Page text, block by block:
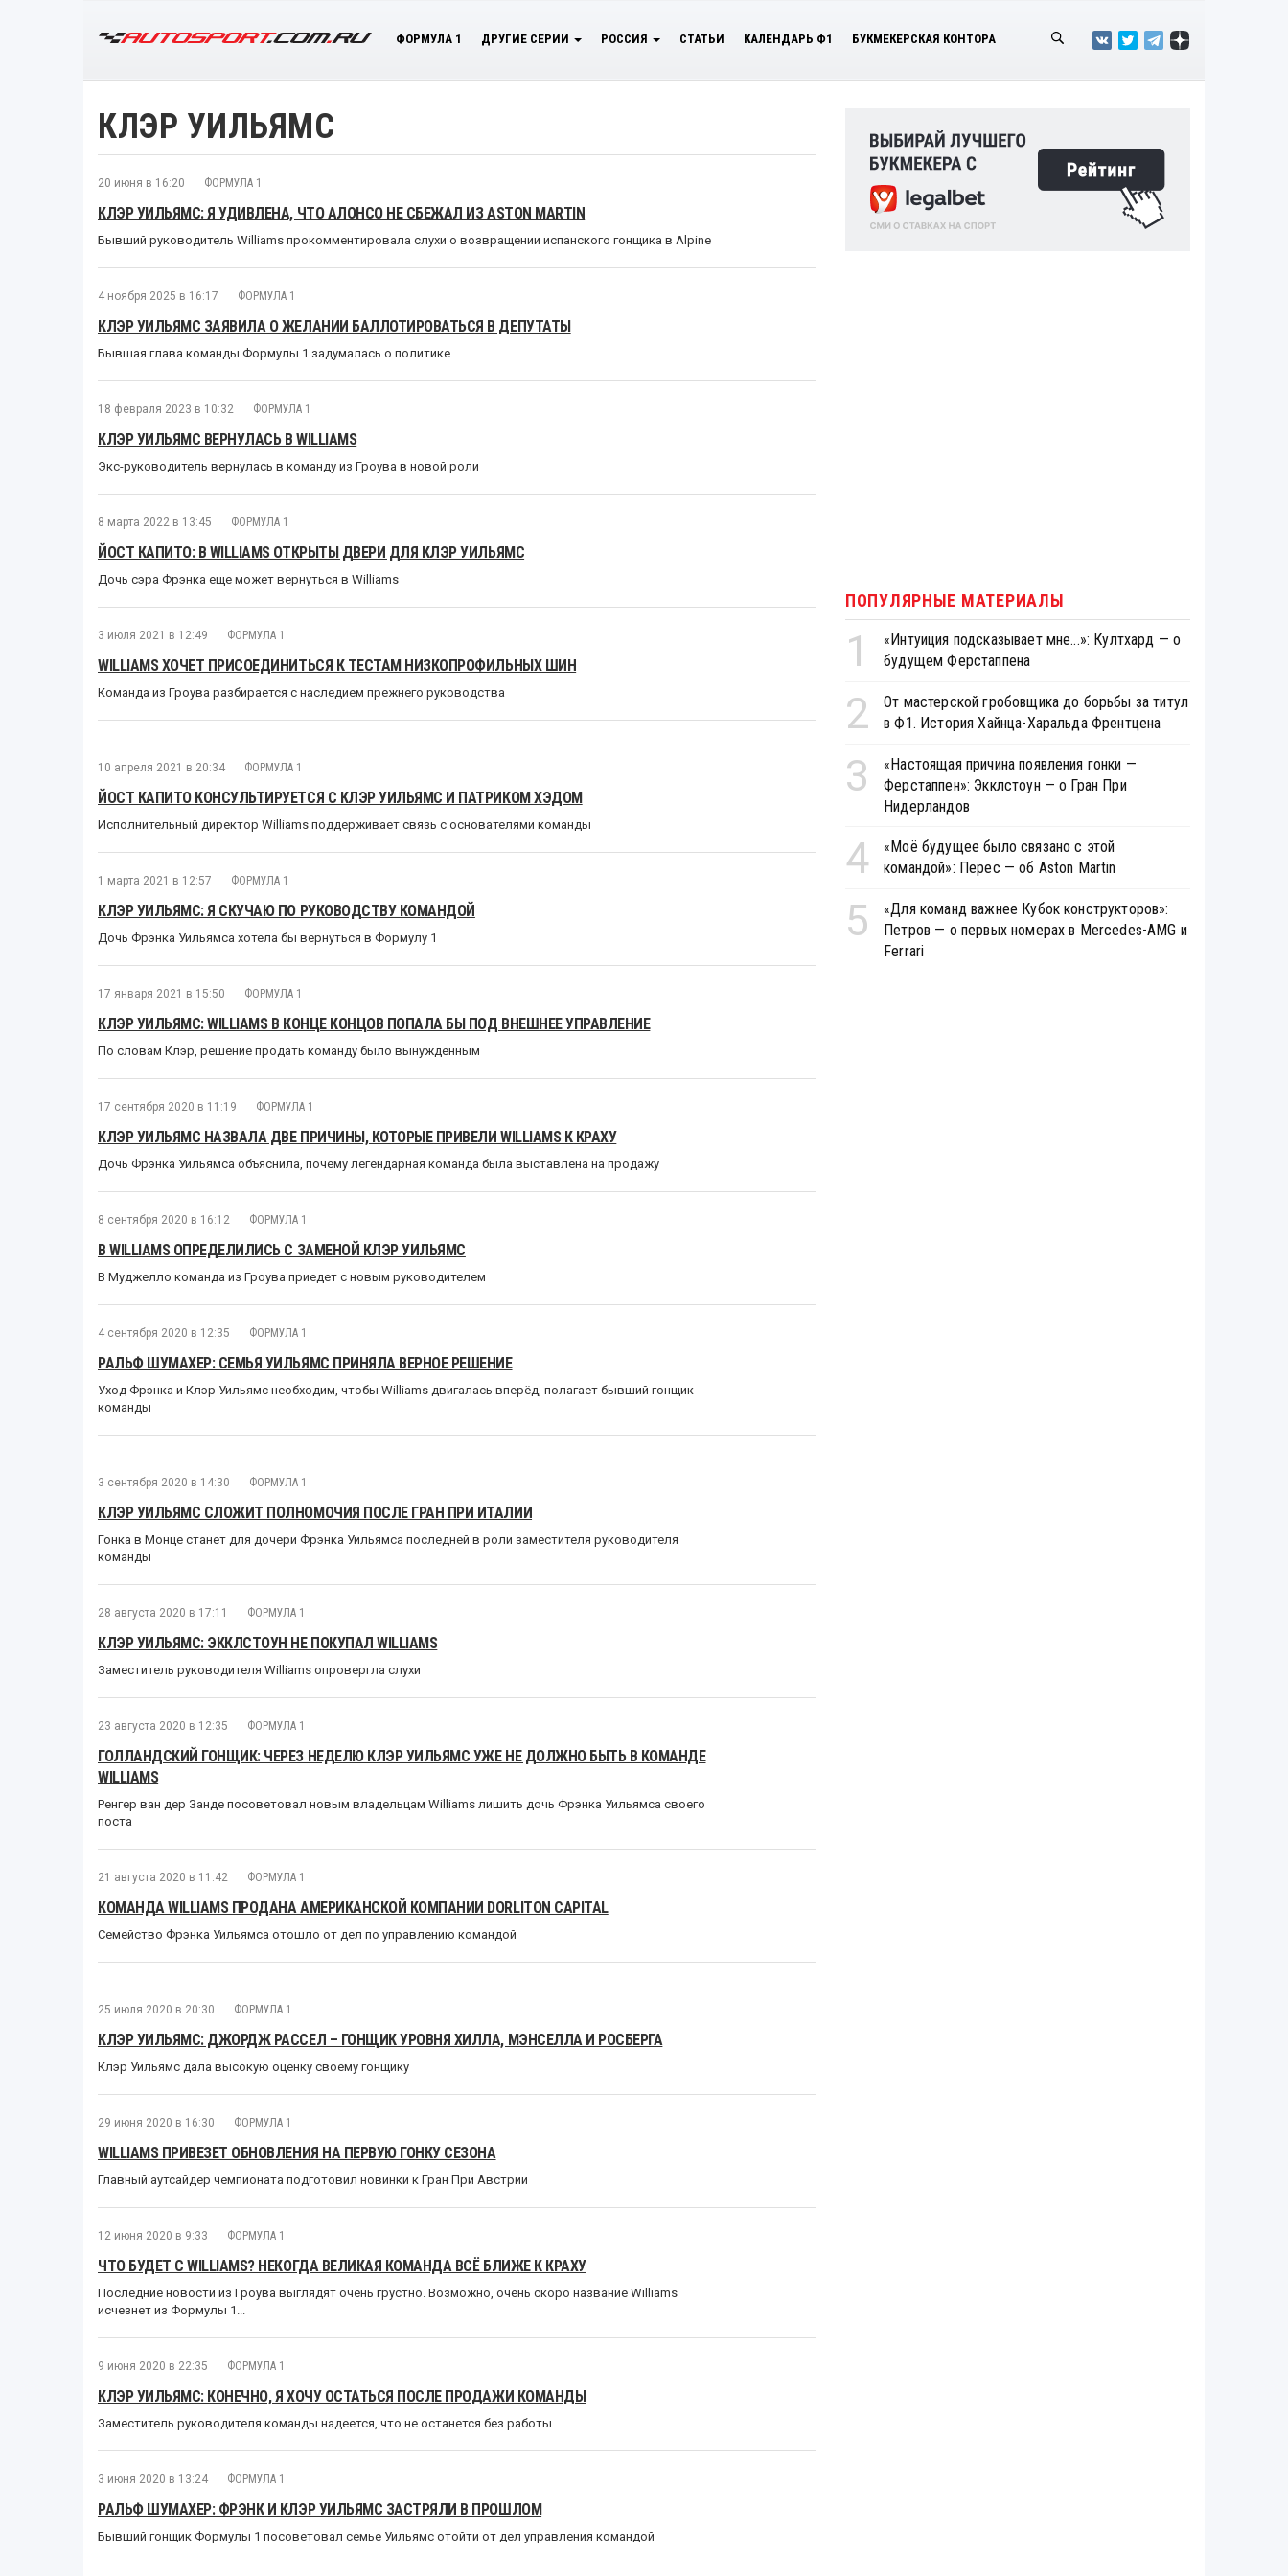
ФОРМУЛА 1 ДРУГИЕ СЕРИИ РОССИЯ СТАТЬИ КАЛЕНДАРЬ Ф1 БУКМЕКЕРСКАЯ КОНТОРА
КЛЭР УИЛЬЯМС
20 июня в 16:20 ФОРМУЛА 1
КЛЭР УИЛЬЯМС: Я УДИВЛЕНА, ЧТО АЛОНСО НЕ СБЕЖАЛ ИЗ ASTON MARTIN
Бывший руководитель Williams прокомментировала слухи о возвращении испанского гонщика в Alpine
4 ноября 2025 в 16:17 ФОРМУЛА 1
КЛЭР УИЛЬЯМС ЗАЯВИЛА О ЖЕЛАНИИ БАЛЛОТИРОВАТЬСЯ В ДЕПУТАТЫ
Бывшая глава команды Формулы 1 задумалась о политике
18 февраля 2023 в 10:32 ФОРМУЛА 1
КЛЭР УИЛЬЯМС ВЕРНУЛАСЬ В WILLIAMS
Экс-руководитель вернулась в команду из Гроува в новой роли
8 марта 2022 в 13:45 ФОРМУЛА 1
ЙОСТ КАПИТО: В WILLIAMS ОТКРЫТЫ ДВЕРИ ДЛЯ КЛЭР УИЛЬЯМС
Дочь сэра Фрэнка еще может вернуться в Williams
3 июля 2021 в 12:49 ФОРМУЛА 1
WILLIAMS ХОЧЕТ ПРИСОЕДИНИТЬСЯ К ТЕСТАМ НИЗКОПРОФИЛЬНЫХ ШИН
Команда из Гроува разбирается с наследием прежнего руководства
10 апреля 2021 в 20:34 ФОРМУЛА 1
ЙОСТ КАПИТО КОНСУЛЬТИРУЕТСЯ С КЛЭР УИЛЬЯМС И ПАТРИКОМ ХЭДОМ
Исполнительный директор Williams поддерживает связь с основателями команды
1 марта 2021 в 12:57 ФОРМУЛА 1
КЛЭР УИЛЬЯМС: Я СКУЧАЮ ПО РУКОВОДСТВУ КОМАНДОЙ
Дочь Фрэнка Уильямса хотела бы вернуться в Формулу 1
17 января 2021 в 15:50 ФОРМУЛА 1
КЛЭР УИЛЬЯМС: WILLIAMS В КОНЦЕ КОНЦОВ ПОПАЛА БЫ ПОД ВНЕШНЕЕ УПРАВЛЕНИЕ
По словам Клэр, решение продать команду было вынужденным
17 сентября 2020 в 11:19 ФОРМУЛА 1
КЛЭР УИЛЬЯМС НАЗВАЛА ДВЕ ПРИЧИНЫ, КОТОРЫЕ ПРИВЕЛИ WILLIAMS К КРАХУ
Дочь Фрэнка Уильямса объяснила, почему легендарная команда была выставлена на продажу
8 сентября 2020 в 16:12 ФОРМУЛА 1
В WILLIAMS ОПРЕДЕЛИЛИСЬ С ЗАМЕНОЙ КЛЭР УИЛЬЯМС
В Муджелло команда из Гроува приедет с новым руководителем
4 сентября 2020 в 12:35 ФОРМУЛА 1
РАЛЬФ ШУМАХЕР: СЕМЬЯ УИЛЬЯМС ПРИНЯЛА ВЕРНОЕ РЕШЕНИЕ
Уход Фрэнка и Клэр Уильямс необходим, чтобы Williams двигалась вперёд, полагает бывший гонщик
команды
3 сентября 2020 в 14:30 ФОРМУЛА 1
КЛЭР УИЛЬЯМС СЛОЖИТ ПОЛНОМОЧИЯ ПОСЛЕ ГРАН ПРИ ИТАЛИИ
Гонка в Монце станет для дочери Фрэнка Уильямса последней в роли заместителя руководителя
команды
28 августа 2020 в 17:11 ФОРМУЛА 1
КЛЭР УИЛЬЯМС: ЭККЛСТОУН НЕ ПОКУПАЛ WILLIAMS
Заместитель руководителя Williams опровергла слухи
23 августа 2020 в 12:35 ФОРМУЛА 1
ГОЛЛАНДСКИЙ ГОНЩИК: ЧЕРЕЗ НЕДЕЛЮ КЛЭР УИЛЬЯМС УЖЕ НЕ ДОЛЖНО БЫТЬ В КОМАНДЕ
WILLIAMS
Ренгер ван дер Занде посоветовал новым владельцам Williams лишить дочь Фрэнка Уильямса своего
поста
21 августа 2020 в 11:42 ФОРМУЛА 1
КОМАНДА WILLIAMS ПРОДАНА АМЕРИКАНСКОЙ КОМПАНИИ DORLITON CAPITAL
Семейство Фрэнка Уильямса отошло от дел по управлению командой
25 июля 2020 в 20:30 ФОРМУЛА 1
КЛЭР УИЛЬЯМС: ДЖОРДЖ РАССЕЛ – ГОНЩИК УРОВНЯ ХИЛЛА, МЭНСЕЛЛА И РОСБЕРГА
Клэр Уильямс дала высокую оценку своему гонщику
29 июня 2020 в 16:30 ФОРМУЛА 1
WILLIAMS ПРИВЕЗЕТ ОБНОВЛЕНИЯ НА ПЕРВУЮ ГОНКУ СЕЗОНА
Главный аутсайдер чемпионата подготовил новинки к Гран При Австрии
12 июня 2020 в 9:33 ФОРМУЛА 1
ЧТО БУДЕТ С WILLIAMS? НЕКОГДА ВЕЛИКАЯ КОМАНДА ВСЁ БЛИЖЕ К КРАХУ
Последние новости из Гроува выглядят очень грустно. Возможно, очень скоро название Williams
исчезнет из Формулы 1...
9 июня 2020 в 22:35 ФОРМУЛА 1
КЛЭР УИЛЬЯМС: КОНЕЧНО, Я ХОЧУ ОСТАТЬСЯ ПОСЛЕ ПРОДАЖИ КОМАНДЫ
Заместитель руководителя команды надеется, что не останется без работы
3 июня 2020 в 13:24 ФОРМУЛА 1
РАЛЬФ ШУМАХЕР: ФРЭНК И КЛЭР УИЛЬЯМС ЗАСТРЯЛИ В ПРОШЛОМ
Бывший гонщик Формулы 1 посоветовал семье Уильямс отойти от дел управления командой
ПОПУЛЯРНЫЕ МАТЕРИАЛЫ
1
«Интуиция подсказывает мне...»: Култхард — о
будущем Ферстаппена
2
От мастерской гробовщика до борьбы за титул
в Ф1. История Хайнца-Харальда Френтцена
3
«Настоящая причина появления гонки —
Ферстаппен»: Экклстоун — о Гран При
Нидерландов
4
«Моё будущее было связано с этой
командой»: Перес — об Aston Martin
5
«Для команд важнее Кубок конструкторов»:
Петров — о первых номерах в Mercedes-AMG и
Ferrari